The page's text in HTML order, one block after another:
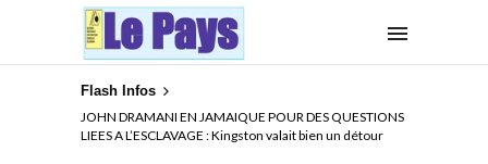
Flash Infos
JOHN DRAMANI EN JAMAIQUE POUR DES QUESTIONS
LIEES A L’ESCLAVAGE : Kingston valait bien un détour